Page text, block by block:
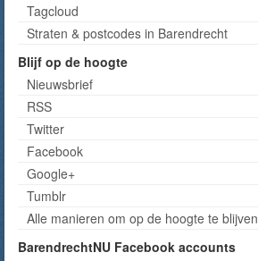
Tagcloud
Straten & postcodes in Barendrecht
Blijf op de hoogte
Nieuwsbrief
RSS
Twitter
Facebook
Google+
Tumblr
Alle manieren om op de hoogte te blijven
BarendrechtNU Facebook accounts